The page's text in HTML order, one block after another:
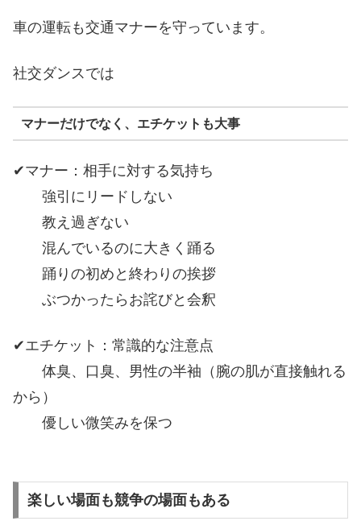
車の運転も交通マナーを守っています。
社交ダンスでは
マナーだけでなく、エチケットも大事
✔マナー：相手に対する気持ち
強引にリードしない
教え過ぎない
混んでいるのに大きく踊る
踊りの初めと終わりの挨拶
ぶつかったらお詫びと会釈
✔エチケット：常識的な注意点
体臭、口臭、男性の半袖（腕の肌が直接触れる
から）
優しい微笑みを保つ
楽しい場面も競争の場面もある